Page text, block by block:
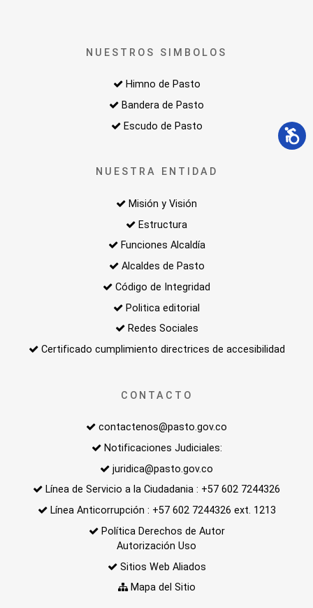
NUESTROS SIMBOLOS
Himno de Pasto
Bandera de Pasto
Escudo de Pasto
NUESTRA ENTIDAD
Misión y Visión
Estructura
Funciones Alcaldía
Alcaldes de Pasto
Código de Integridad
Politica editorial
Redes Sociales
Certificado cumplimiento directrices de accesibilidad
CONTACTO
contactenos@pasto.gov.co
Notificaciones Judiciales:
juridica@pasto.gov.co
Línea de Servicio a la Ciudadania : +57 602 7244326
Línea Anticorrupción : +57 602 7244326 ext. 1213
Política Derechos de Autor
Autorización Uso
Sitios Web Aliados
Mapa del Sitio